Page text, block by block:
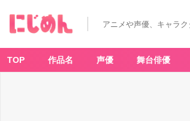
アニメや声優、キャラ
TOP 作品名 声優 舞台俳優